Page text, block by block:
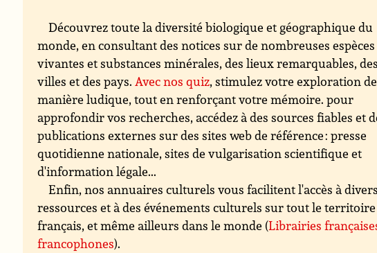
Découvrez toute la diversité biologique et géographique du
monde, en consultant des notices sur de nombreuses espèces
vivantes et substances minérales, des lieux remarquables, des
villes et des pays.Avec nos quiz, stimulez votre exploration de
manière ludique, tout en renforçant votre mémoire. pour
approfondir vos recherches, accédez à des sources fiables et
publications externes sur des sites web de référence : presse
quotidienne nationale, sites de vulgarisation scientifique et
d'information légale...
Enfin, nos annuaires culturels vous facilitent l'accès à
ressources et à des événements culturels sur tout le territoire
français, et même ailleurs dans le monde (Librairies
francophones).